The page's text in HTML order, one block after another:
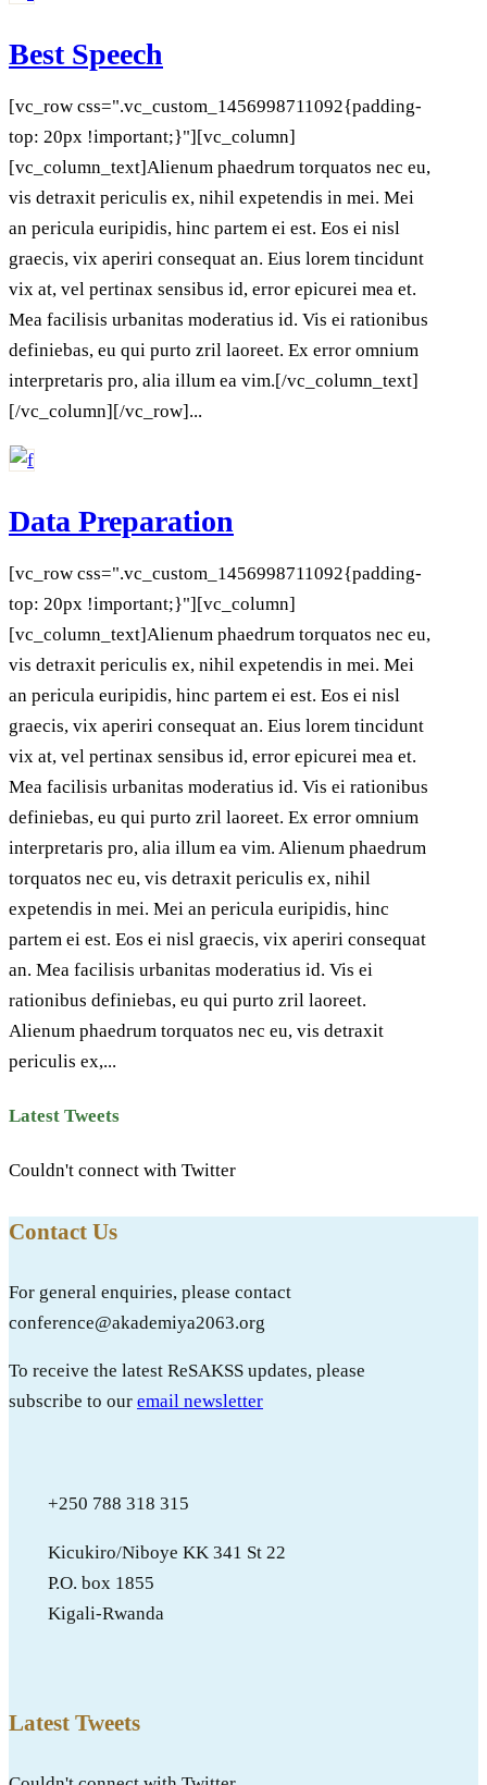
Best Speech
[vc_row css=".vc_custom_1456998711092{padding-
top: 20px !important;}"][vc_column]
[vc_column_text]Alienum phaedrum torquatos nec eu,
vis detraxit periculis ex, nihil expetendis in mei. Mei
an pericula euripidis, hinc partem ei est. Eos ei nisl
graecis, vix aperiri consequat an. Eius lorem tincidunt
vix at, vel pertinax sensibus id, error epicurei mea et.
Mea facilisis urbanitas moderatius id. Vis ei rationibus
definiebas, eu qui purto zril laoreet. Ex error omnium
interpretaris pro, alia illum ea vim.[/vc_column_text]
[/vc_column][/vc_row]...
Data Preparation
[vc_row css=".vc_custom_1456998711092{padding-
top: 20px !important;}"][vc_column]
[vc_column_text]Alienum phaedrum torquatos nec eu,
vis detraxit periculis ex, nihil expetendis in mei. Mei
an pericula euripidis, hinc partem ei est. Eos ei nisl
graecis, vix aperiri consequat an. Eius lorem tincidunt
vix at, vel pertinax sensibus id, error epicurei mea et.
Mea facilisis urbanitas moderatius id. Vis ei rationibus
definiebas, eu qui purto zril laoreet. Ex error omnium
interpretaris pro, alia illum ea vim. Alienum phaedrum
torquatos nec eu, vis detraxit periculis ex, nihil
expetendis in mei. Mei an pericula euripidis, hinc
partem ei est. Eos ei nisl graecis, vix aperiri consequat
an. Mea facilisis urbanitas moderatius id. Vis ei
rationibus definiebas, eu qui purto zril laoreet.
Alienum phaedrum torquatos nec eu, vis detraxit
periculis ex,...
Latest Tweets
Couldn't connect with Twitter
Contact Us
For general enquiries, please contact
conference@akademiya2063.org
To receive the latest ReSAKSS updates, please
subscribe to our email newsletter
+250 788 318 315
Kicukiro/Niboye KK 341 St 22
P.O. box 1855
Kigali-Rwanda
Latest Tweets